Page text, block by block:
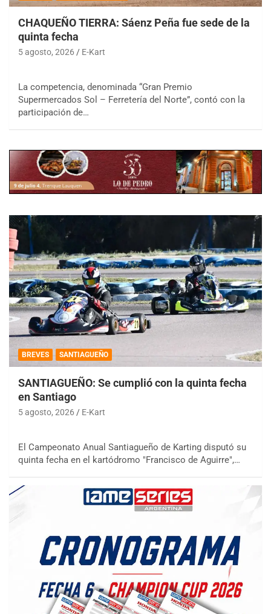
CHAQUEÑO TIERRA: Sáenz Peña fue sede de la
quinta fecha
5 agosto, 2026 E-Kart
La competencia, denominada “Gran Premio
Supermercados Sol – Ferretería del Norte”, contó con la
participación de…
BREVES SANTIAGUEÑO
SANTIAGUEÑO: Se cumplió con la quinta fecha
en Santiago
5 agosto, 2026 E-Kart
El Campeonato Anual Santiagueño de Karting disputó su
quinta fecha en el kartódromo "Francisco de Aguirre",…